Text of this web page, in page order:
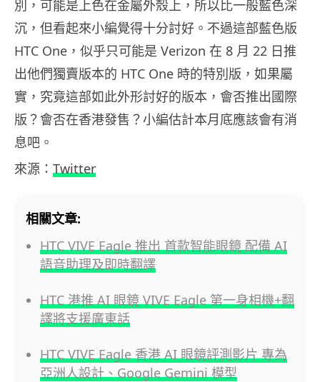
別，可能是上色在金屬外殼上，所以比一般藍色深
沉，但看起來小編覺得十分討好。不過這部藍色版
HTC One，似乎只可能是 Verizon 在 8 月 22 日推
出他們獨賣版本的 HTC One 時的特別版，如果屬
實，究竟這部如此外形討好的版本，會否推出國際
版？會否在香港發售？小編估計本月底應該會有消
息吧。
來源： Twitter
相關文章:
HTC VIVE Eagle 推出 首款智能眼鏡 配備 AI
語音助理及即時翻譯
HTC 港推 AI 眼鏡 VIVE Eagle 第一身相機+翻
譯將支援廣東話
HTC VIVE Eagle 香港 AI 眼鏡評測影片 專為
亞洲人設計、Google Gemini 模型